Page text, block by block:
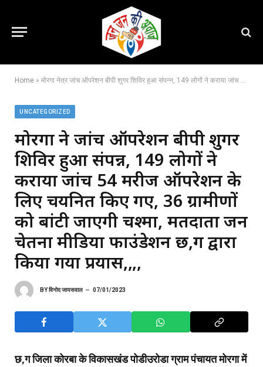
Home » मोरगा नेत्र जांच ऑपरेशन बीपी शुगर शिविर हुआ संपन्न, 149 लोगों ने कराया जांच 54 मरीज ऑपरेशन के लिए चयनित किए गए, 36 ग्रामीणों को बांटी जाएगी चश्मा, मतदाता जन चेतना मीडिया फाउंडेशन छ,ग द्वारा किया गया प्रयास,,,,
UNCATEGORIZED
मोरगा नेत्र जांच ऑपरेशन बीपी शुगर
शिविर हुआ संपन्न, 149 लोगों ने
कराया जांच 54 मरीज ऑपरेशन के
लिए चयनित किए गए, 36 ग्रामीणों
को बांटी जाएगी चश्मा, मतदाता जन
चेतना मीडिया फाउंडेशन छ,ग द्वारा
किया गया प्रयास,,,,
BYविनोद जायसवाल 07/01/2023
छ,ग जिला कोरबा के विकासखंड पोडीउरोडा ग्राम पंचायत मोरगा में